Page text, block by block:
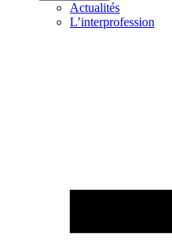
Actualités
L’interprofession